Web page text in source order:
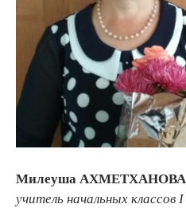
Милеуша
учитель начальных классов I